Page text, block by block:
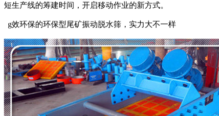
短生产线的筹建时间，开启移动作业的新方式。
g效环保的环保型尾矿振动脱水筛，实力大不一样